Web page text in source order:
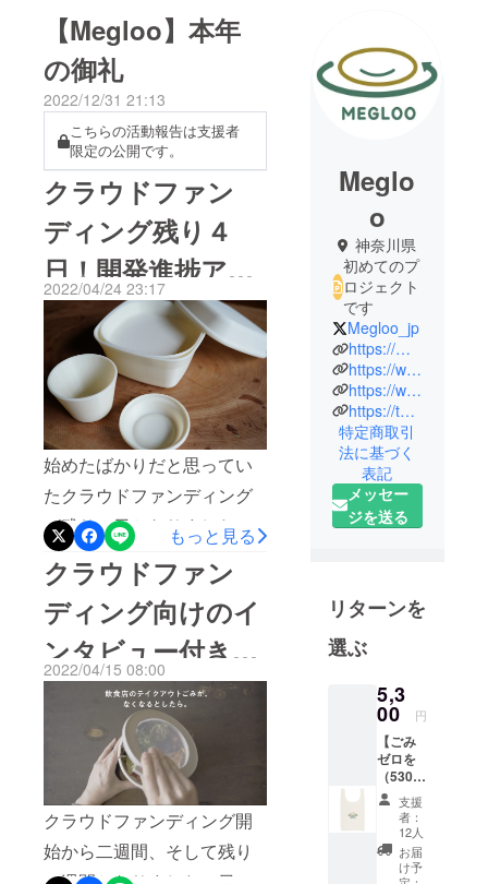
【Megloo】本年
の御礼
2022/12/31 21:13
こちらの活動報告は支援者
限定の公開です。
クラウドファン
ディング残り４
日！開発進捗アッ
プデート
2022/04/24 23:17
始めたばかりだと思ってい
たクラウドファンディング
が残り４日となりました！
現時点で87%、残り13％で
す！これまで59名にもご支
援頂きまして、本当にあり
がとうございます！二点、
近況のアップデートです。
①容器開発の進捗量産する
ためには金型（クッキー作
るときの型みたいなもの）
を作らなくてはいけず、こ
れが大きな投資金額となり
今回のクラウドファンディ
もっと見る
クラウドファン
ディング向けのイ
ンタビュー付き動
画を公開しました
2022/04/15 08:00
クラウドファンディング開
始から二週間、そして残り
Meglo
o
神奈川県
初めてのプ
ロジェクト
です
Megloo_jp
https://megloo.jp
https://www.instagram.com/megloo_jp/
https://www.facebook.com/megloo.jp
https://twitter.com/megloo_jp
特定商取引
法に基づく
表記
メッセー
ジを送る
リターンを
選ぶ
5,3
00 円
【ごみ
ゼロを
（5300
）! 応援
ありが
とうご
ざいま
すパッ
支援
者：
12人
お届
け予